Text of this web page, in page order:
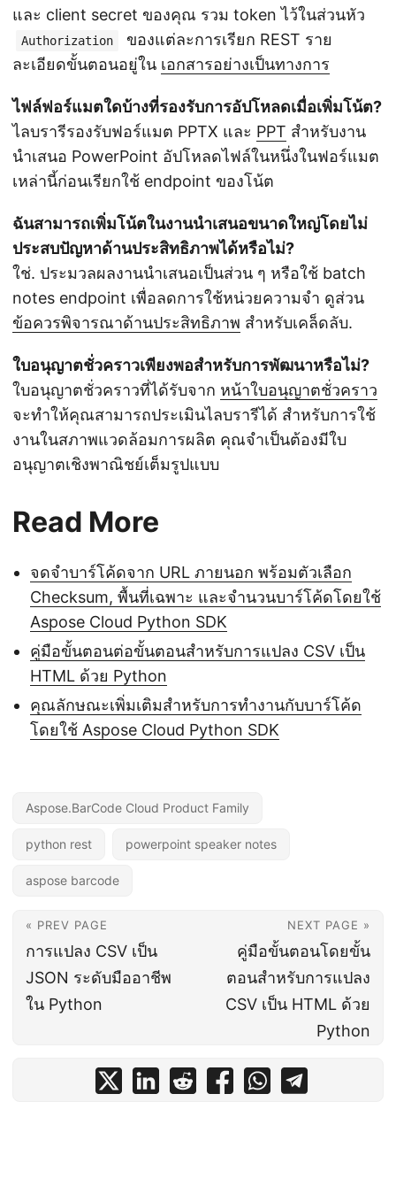
และ client secret ของคุณ รวม token ไว้ในส่วนหัว
Authorization
ของแต่ละการเรียก REST ราย
ละเอียดขั้นตอนอยู่ใน เอกสารอย่างเป็นทางการ
ไฟล์ฟอร์แมตใดบ้างที่รองรับการอัปโหลดเมื่อเพิ่มโน้ต?
ไลบรารีรองรับฟอร์แมต PPTX และ PPT สำหรับงาน
นำเสนอ PowerPoint อัปโหลดไฟล์ในหนึ่งในฟอร์แมต
เหล่านี้ก่อนเรียกใช้ endpoint ของโน้ต
ฉันสามารถเพิ่มโน้ตในงานนำเสนอขนาดใหญ่โดยไม่
ประสบปัญหาด้านประสิทธิภาพได้หรือไม่?
ใช่. ประมวลผลงานนำเสนอเป็นส่วน ๆ หรือใช้ batch
notes endpoint เพื่อลดการใช้หน่วยความจำ ดูส่วน
ข้อควรพิจารณาด้านประสิทธิภาพ สำหรับเคล็ดลับ.
ใบอนุญาตชั่วคราวเพียงพอสำหรับการพัฒนาหรือไม่?
ใบอนุญาตชั่วคราวที่ได้รับจาก หน้าใบอนุญาตชั่วคราว
จะทำให้คุณสามารถประเมินไลบรารีได้ สำหรับการใช้
งานในสภาพแวดล้อมการผลิต คุณจำเป็นต้องมีใบ
อนุญาตเชิงพาณิชย์เต็มรูปแบบ
Read More
จดจำบาร์โค้ดจาก URL ภายนอก พร้อมตัวเลือก
Checksum, พื้นที่เฉพาะ และจำนวนบาร์โค้ดโดยใช้
Aspose Cloud Python SDK
คู่มือขั้นตอนต่อขั้นตอนสำหรับการแปลง CSV เป็น
HTML ด้วย Python
คุณลักษณะเพิ่มเติมสำหรับการทำงานกับบาร์โค้ด
โดยใช้ Aspose Cloud Python SDK
Aspose.BarCode Cloud Product Family
python rest powerpoint speaker notes
aspose barcode
« PREV PAGE
การแปลง CSV เป็น
JSON ระดับมืออาชีพ
ใน Python
NEXT PAGE »
คู่มือขั้นตอนโดยขั้น
ตอนสำหรับการแปลง
CSV เป็น HTML ด้วย
Python